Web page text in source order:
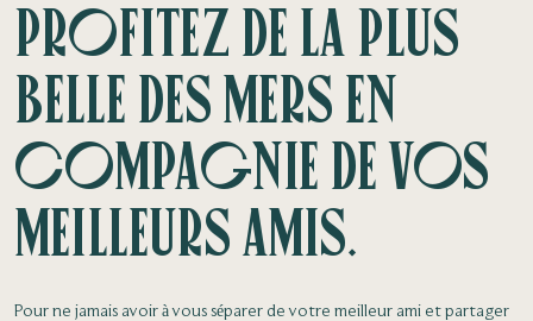
Profitez de la plus
belle des mers en
compagnie de vos
meilleurs amis.
Pour ne jamais avoir à vous séparer de votre meilleur ami et partager